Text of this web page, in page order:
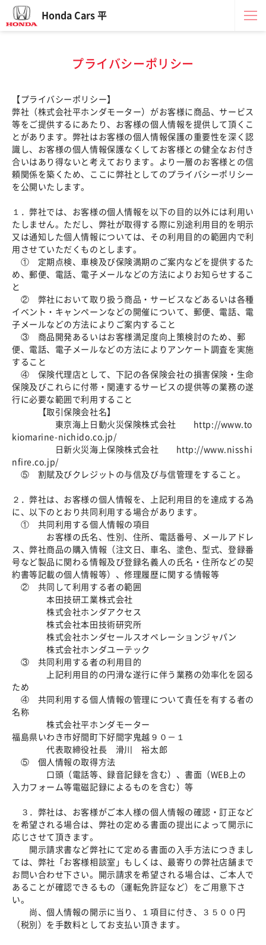
Honda Cars 平
プライバシーポリシー
【プライバシーポリシー】
弊社（株式会社平ホンダモーター）がお客様に商品、サービス
等をご提供するにあたり、お客様の個人情報を提供して頂くこ
とがあります。弊社はお客様の個人情報保護の重要性を深く認
識し、お客様の個人情報保護なくしてお客様との健全なお付き
合いはあり得ないと考えております。より一層のお客様との信
頼関係を築くため、ここに弊社としてのプライバシーポリシー
を公開いたします。
１．弊社では、お客様の個人情報を以下の目的以外には利用い
たしません。ただし、弊社が取得する際に別途利用目的を明示
又は通知した個人情報については、その利用目的の範囲内で利
用させていただくものとします。
① 定期点検、車検及び保険満期のご案内などを提供するた
め、郵便、電話、電子メールなどの方法によりお知らせするこ
と
② 弊社において取り扱う商品・サービスなどあるいは各種
イベント・キャンペーンなどの開催について、郵便、電話、電
子メールなどの方法によりご案内すること
③ 商品開発あるいはお客様満足度向上策検討のため、郵
便、電話、電子メールなどの方法によりアンケート調査を実施
すること
④ 保険代理店として、下記の各保険会社の損害保険・生命
保険及びこれらに付帯・関連するサービスの提供等の業務の遂
行に必要な範囲で利用すること
【取引保険会社名】
東京海上日動火災保険株式会社 http://www.to
kiomarine-nichido.co.jp/
日新火災海上保険株式会社 http://www.nisshi
nfire.co.jp/
⑤ 割賦及びクレジットの与信及び与信管理をすること。
２．弊社は、お客様の個人情報を、上記利用目的を達成する為
に、以下のとおり共同利用する場合があります。
① 共同利用する個人情報の項目
お客様の氏名、性別、住所、電話番号、メールアドレ
ス、弊社商品の購入情報（注文日、車名、塗色、型式、登録番
号など製品に関わる情報及び登録名義人の氏名・住所などの契
約書等記載の個人情報等）、修理履歴に関する情報等
② 共同して利用する者の範囲
本田技研工業株式会社
株式会社ホンダアクセス
株式会社本田技術研究所
株式会社ホンダセールスオペレーションジャパン
株式会社ホンダユーテック
③ 共同利用する者の利用目的
上記利用目的の円滑な遂行に伴う業務の効率化を図る
ため
④ 共同利用する個人情報の管理について責任を有する者の
名称
株式会社平ホンダモーター
福島県いわき市好間町下好間字鬼越９０－１
代表取締役社長 滑川 裕太郎
⑤ 個人情報の取得方法
口頭（電話等、録音記録を含む）、書面（WEB上の
入力フォーム等電磁記録によるものを含む）等
３．弊社は、お客様がご本人様の個人情報の確認・訂正など
を希望される場合は、弊社の定める書面の提出によって開示に
応じさせて頂きます。
開示請求書など弊社にて定める書面の入手方法につきまし
ては、弊社「お客様相談室」もしくは、最寄りの弊社店舗まで
お問い合わせ下さい。開示請求を希望される場合は、ご本人で
あることが確認できるもの（運転免許証など）をご用意下さ
い。
尚、個人情報の開示に当り、１項目に付き、３５００円
（税別）を手数料としてお支払い頂きます。